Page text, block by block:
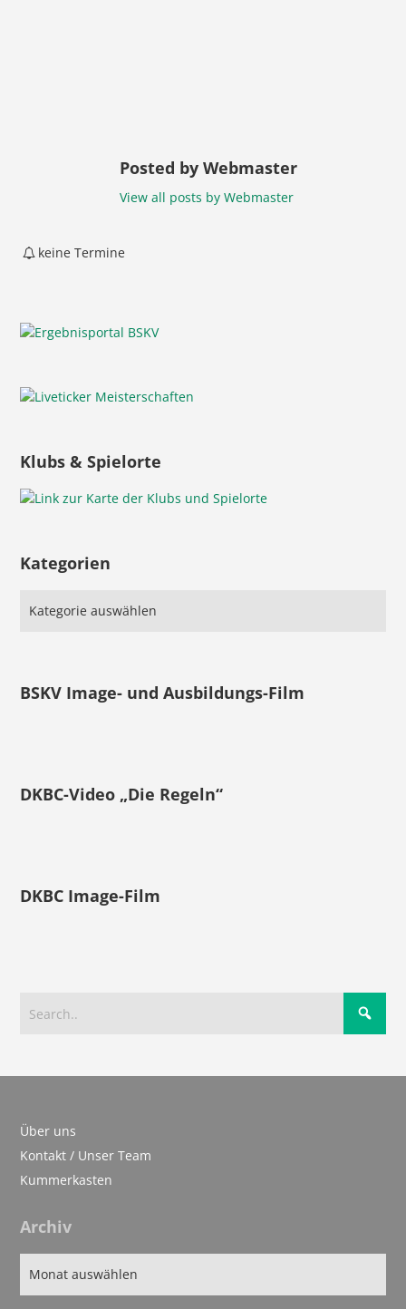
Posted by Webmaster
View all posts by Webmaster
keine Termine
Klubs & Spielorte
Kategorien
BSKV Image- und Ausbildungs-Film
DKBC-Video „Die Regeln“
DKBC Image-Film
Über uns
Kontakt / Unser Team
Kummerkasten
Archiv